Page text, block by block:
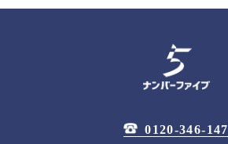
0120-346-147